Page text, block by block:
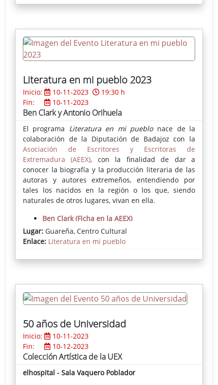
Literatura en mi pueblo 2023
Inicio: 10-11-2023
19:30 h
Fin:
10-11-2023
Ben Clark y Antonio Orihuela
El programa Literatura en mi pueblonace de la
colaboración de la Diputación de Badajoz con la
Asociación de Escritores y Escritoras de
Extremadura (AEEX), con la finalidad de dar a
conocer la biografía y la producción literaria de las
autoras y autores extremeños, entendiendo por
tales los nacidos en la región o los que, siendo
naturales de otros lugares, vivan en ella.
Ben Clark (Ficha en la AEEX)
Antonio Orihuela (Ficha en la AEEX)
Lugar: Guareña, Centro Cultural
Enlace: Literatura en mi pueblo
50 años de Universidad
Inicio:
10-11-2023
Fin:
10-12-2023
Colección Artística de la UEX
elhospital - Sala Vaquero Poblador